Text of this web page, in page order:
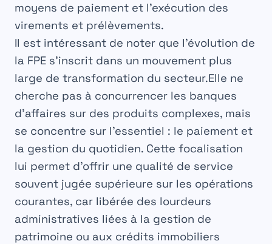
moyens de paiement et l’exécution des
virements et prélèvements.
Il est intéressant de noter que l’évolution de
la FPE s’inscrit dans un mouvement plus
large de transformation du secteur.Elle ne
cherche pas à concurrencer les banques
d’affaires sur des produits complexes, mais
se concentre sur l’essentiel : le paiement et
la gestion du quotidien. Cette focalisation
lui permet d’offrir une qualité de service
souvent jugée supérieure sur les opérations
courantes, car libérée des lourdeurs
administratives liées à la gestion de
patrimoine ou aux crédits immobiliers